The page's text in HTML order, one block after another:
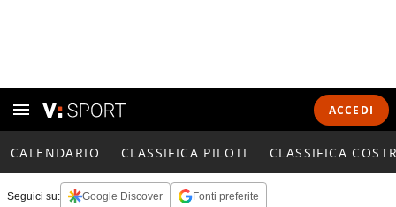
ACCEDI
CALENDARIO CLASSIFICA PILOTI CLASSIFICA
Seguici su: Google Discover Fonti preferite